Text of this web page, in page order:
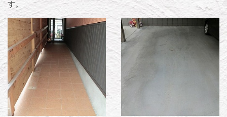
す。